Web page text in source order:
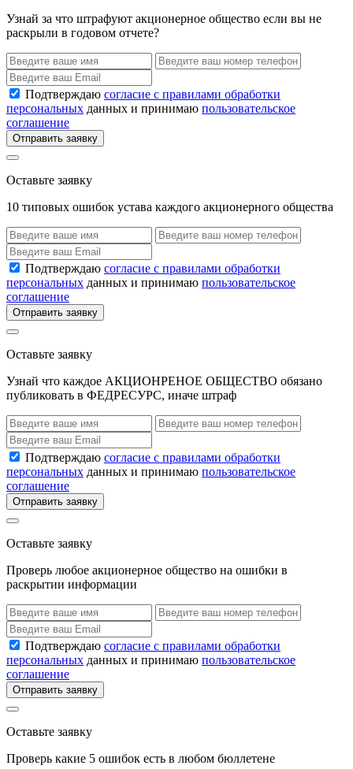
Узнай за что штрафуют акционерное общество если вы не
раскрыли в годовом отчете?
Подтверждаю согласие с правилами обработки
персональных данных и принимаю пользовательское
соглашение
Отправить заявку
Оставьте заявку
10 типовых ошибок устава каждого акционерного общества
Подтверждаю согласие с правилами обработки
персональных данных и принимаю пользовательское
соглашение
Отправить заявку
Оставьте заявку
Узнай что каждое АКЦИОНРЕНОЕ ОБЩЕСТВО обязано
публиковать в ФЕДРЕСУРС, иначе штраф
Подтверждаю согласие с правилами обработки
персональных данных и принимаю пользовательское
соглашение
Отправить заявку
Оставьте заявку
Проверь любое акционерное общество на ошибки в
раскрытии информации
Подтверждаю согласие с правилами обработки
персональных данных и принимаю пользовательское
соглашение
Отправить заявку
Оставьте заявку
Проверь какие 5 ошибок есть в любом бюллетене